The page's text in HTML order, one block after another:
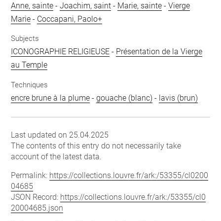
Anne, sainte -Joachim, saint - Marie, sainte -Vierge
Marie - Coccapani, Paolo+
Subjects
ICONOGRAPHIE RELIGIEUSE - Présentation de la Vierge
au Temple
Techniques
encre brune à la plume -gouache (blanc) - lavis (brun)
Last updated on 25.04.2025
The contents of this entry do not necessarily take
account of the latest data.
Permalink: https://collections.louvre.fr/ark:/53355/cl0200
04685
JSON Record: https://collections.louvre.fr/ark:/53355/cl0
20004685.json